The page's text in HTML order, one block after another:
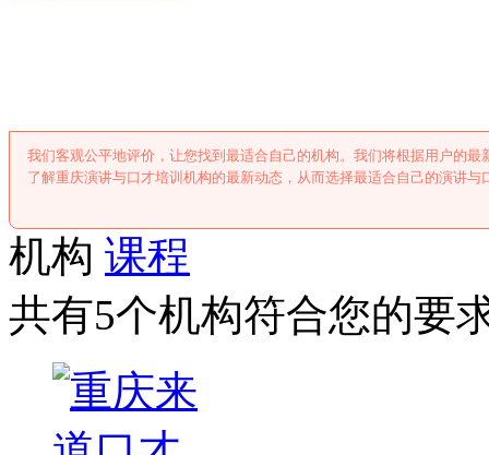
我们客观公平地评价，让您找到最适合自己的机构。我们将根据用户的
了解重庆演讲与口才培训机构的最新动态，从而选择最适合自己的演讲与
机构 课程
共有5个机构符合您的要